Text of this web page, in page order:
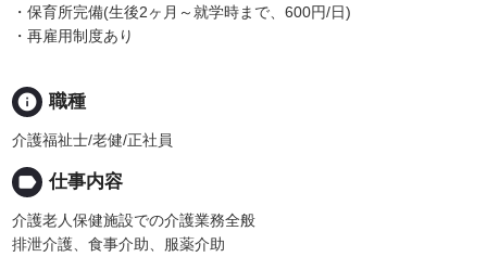
・保育所完備(生後2ヶ月～就学時まで、600円/日)
・再雇用制度あり
info 職種
介護福祉士/老健/正社員
label 仕事内容
介護老人保健施設での介護業務全般
排泄介護、食事介助、服薬介助